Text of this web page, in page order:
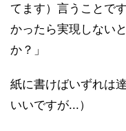
てます）言うことで
かったら実現しない
か？」
紙に書けばいずれは
いいですが...）